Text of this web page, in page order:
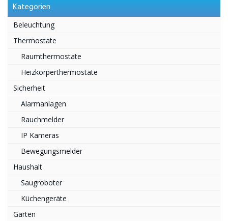
Kategorien
Beleuchtung
Thermostate
Raumthermostate
Heizkörperthermostate
Sicherheit
Alarmanlagen
Rauchmelder
IP Kameras
Bewegungsmelder
Haushalt
Saugroboter
Küchengeräte
Garten